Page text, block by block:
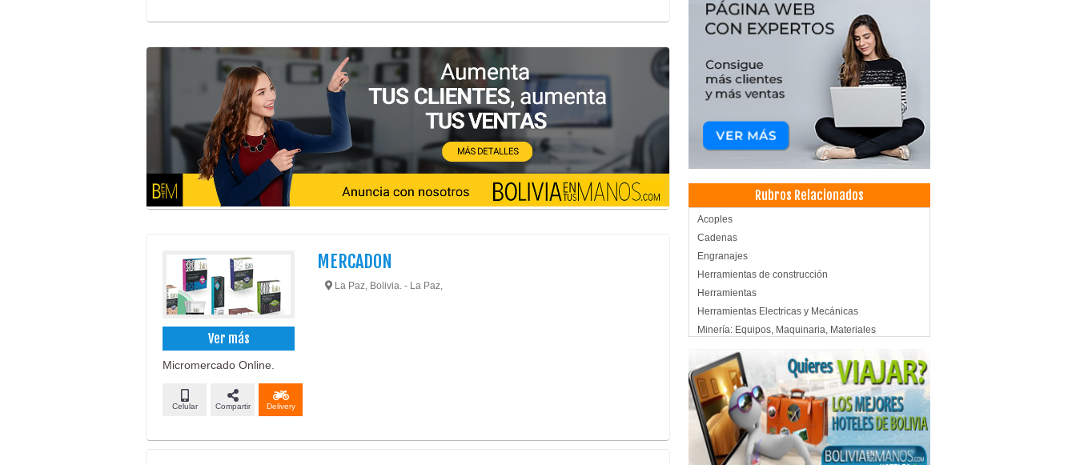
Ver más
MERCADON
La Paz, Bolivia. - La Paz,
Micromercado Online.
Celular Compartir Delivery
Rubros Relacionados
Acoples
Cadenas
Engranajes
Herramientas de construcción
Herramientas
Herramientas Electricas y Mecánicas
Minería: Equipos, Maquinaria, Materiales
Plantas de trituración
Repuestos para maquinaria industrial
Rodamientos
Limpieza Industrial
Productos de Limpieza
Limpieza Sanitaria